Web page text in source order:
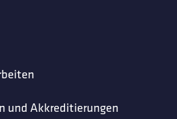
und Akkreditierungen